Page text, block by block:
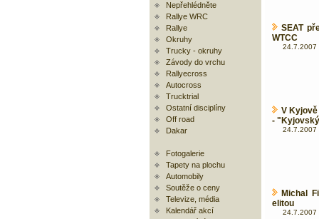
Nepřehlédněte
Rallye WRC
Rallye
Okruhy
Trucky - okruhy
Závody do vrchu
Rallyecross
Autocross
Trucktrial
Ostatní disciplíny
Off road
Dakar
Fotogalerie
Tapety na plochu
Automobily
Soutěže o ceny
Televize, média
Kalendář akcí
SEAT
WTCC
24.7.2007
V
-
24.7.2007
Michal
elitou
24.7.2007